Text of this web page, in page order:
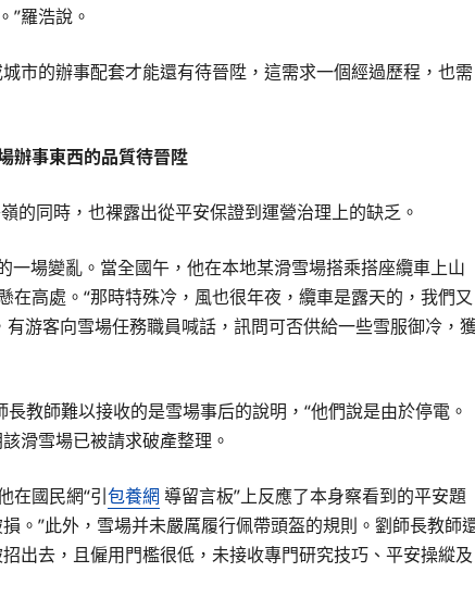
”羅浩說。
市的辦事配套才能還有待晉陞，這需求一個經過歷程，也需
辦事東西的品質待晉陞
的同時，也裸露出從平安保證到運營治理上的缺乏。
一場變亂。當全國午，他在本地某滑雪場搭乘搭座纜車上山
高處。“那時特殊冷，風也很年夜，纜車是露天的，我們又
有游客向雪場任務職員喊話，訊問可否供給一些雪服御冷，
教師難以接收的是雪場事后的說明，“他們說是由於停電。
滑雪場已被請求破產整理。
在國民網“引包養網 導留言板”上反應了本身察看到的平安題
。”此外，雪場并未嚴厲履行佩帶頭盔的規則。劉師長教師
出去，且僱用門檻很低，未接收專門研究技巧、平安操縱及